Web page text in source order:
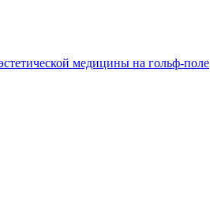
медицины на гольф-поле